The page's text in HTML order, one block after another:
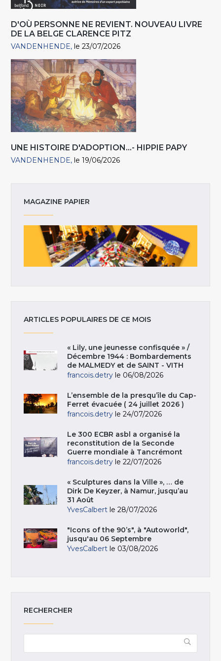
D'OÙ PERSONNE NE REVIENT. NOUVEAU LIVRE
DE LA BELGE CLARENCE PITZ
VANDENHENDE le 23/07/2026
UNE HISTOIRE D'ADOPTION...- HIPPIE PAPY
VANDENHENDE le 19/06/2026
MAGAZINE PAPIER
ARTICLES POPULAIRES DE CE MOIS
« Lily, une jeunesse confisquée » /
Décembre 1944 : Bombardements
de MALMEDY et de SAINT - VITH
francois.detry le 06/08/2026
L’ensemble de la presqu’île du Cap-
Ferret évacuée ( 24 juillet 2026 )
francois.detry le 24/07/2026
Le 300 ECBR asbl a organisé la
reconstitution de la Seconde
Guerre mondiale à Tancrémont
francois.detry le 22/07/2026
« Sculptures dans la Ville », … de
Dirk De Keyzer, à Namur, jusqu’au
31 Août
YvesCalbert le 28/07/2026
"Icons of the 90’s", à "Autoworld",
jusqu'au 06 Septembre
YvesCalbert le 03/08/2026
RECHERCHER